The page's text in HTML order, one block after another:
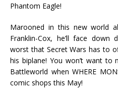
Phantom Eagle!
Marooned in this new world
Franklin-Cox, he’ll face down
worst that Secret Wars has to
his biplane! You won’t want
Battleworld when WHERE
comic shops this May!